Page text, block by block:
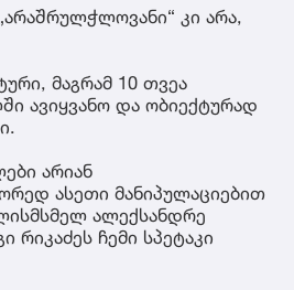
კი არა,
მაგრამ 10 თვეა
ავიყვანო და ობიექტურად
არიან
ასეთი მანიპულაციებით
ალექსანდრე
რიკაძეს ჩემი სპეტაკი